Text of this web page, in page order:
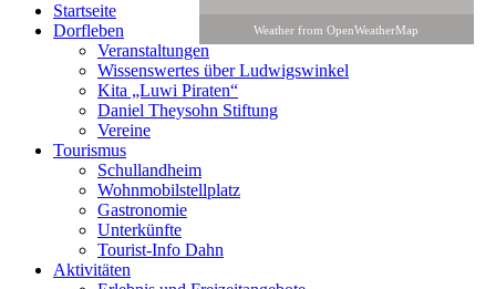
Startseite
Dorfleben
Veranstaltungen
Wissenswertes über Ludwigswinkel
Kita „Luwi Piraten“
Daniel Theysohn Stiftung
Vereine
Tourismus
Schullandheim
Wohnmobilstellplatz
Gastronomie
Unterkünfte
Tourist-Info Dahn
Aktivitäten
Weather from OpenWeatherMap